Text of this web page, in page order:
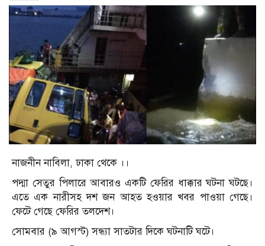
নাজনীন নাবিলা, ঢাকা থেকে ।।
পদ্মা সেতুর পিলারে আবারও একটি ফেরির ধাক্কার ঘটনা ঘটছে।
এতে এক নারীসহ দশ জন আহত হওয়ার খবর পাওয়া গেছে।
ফেটে গেছে ফেরির তলদেশ।
সোমবার (৯ আগস্ট) সন্ধ্যা সাতটার দিকে ঘটনাটি ঘটে।